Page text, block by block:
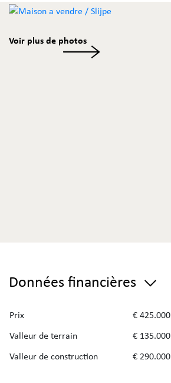
Voir plus de photos
Données financières
Prix
€ 425.000
Valleur de terrain
€ 135.000
Valleur de construction
€ 290.000